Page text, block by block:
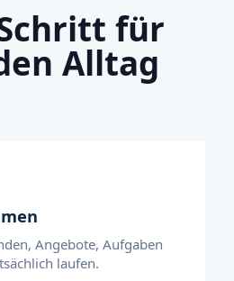
für
Alltag
Angebote, Aufgaben
laufen.